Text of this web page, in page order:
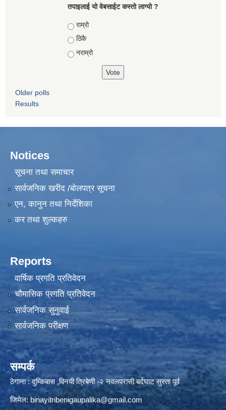
तपाइलाई यो वेबसाईट कस्तो लाग्यो ?
Choices
राम्रो
ठिकै
नराम्रो
Older polls
Results
Notices
सूचना तथा समाचार
सार्वजनिक खरीद /बोलपत्र सूचना
एन, कानुन तथा निर्देशिका
कर तथा शुल्कहरु
Reports
वार्षिक प्रगति प्रतिवेदन
चौमासिक प्रगति प्रतिवेदन
सार्वजनिक सुनुवाई
सार्वजनिक परीक्षण
सम्पर्क
ठेगाना : दुम्किबास ,विनयी त्रिबेणी -२ नवलपरासी बर्दघाट सुस्ता पूर्व
जिमेल: binayitribenigaupalika@gmail.com